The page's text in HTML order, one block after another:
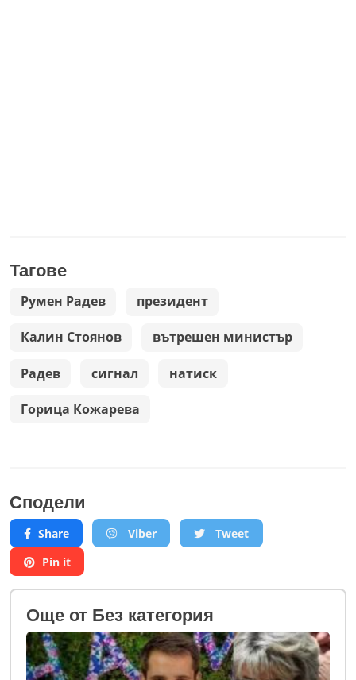
Тагове
Румен Радев президент
Калин Стоянов вътрешен министър
Радев сигнал натиск
Горица Кожарева
Сподели
Share Viber
Tweet
Pin it
Oще от Без категория